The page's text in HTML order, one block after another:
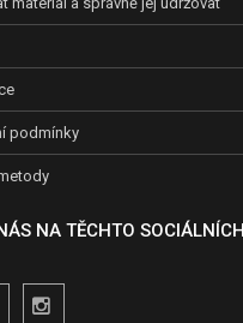
podmínky
NA TĚCHTO SOCIÁLNÍCH